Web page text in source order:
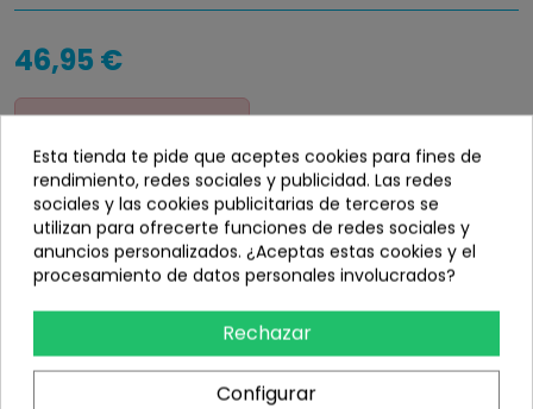
46,95 €
info_outlineSin stock
Añadir
shareCompartir
Esta tienda te pide que aceptes cookies para fines de
rendimiento, redes sociales y publicidad. Las redes
sociales y las cookies publicitarias de terceros se
utilizan para ofrecerte funciones de redes sociales y
anuncios personalizados. ¿Aceptas estas cookies y el
procesamiento de datos personales involucrados?
Rechazar
Configurar